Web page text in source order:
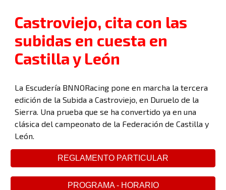
Castroviejo, cita con las
subidas en cuesta en
Castilla y León
La Escudería BNNORacing pone en marcha la tercera
edición de la Subida a Castroviejo, en Duruelo de la
Sierra. Una prueba que se ha convertido ya en una
clásica del campeonato de la Federación de Castilla y
León.
REGLAMENTO PARTICULAR
PROGRAMA - HORARIO